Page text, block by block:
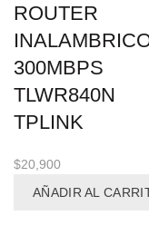
ROUTER
300MBPS
TLWR840N
TPLINK
$20,900
AÑADIR AL